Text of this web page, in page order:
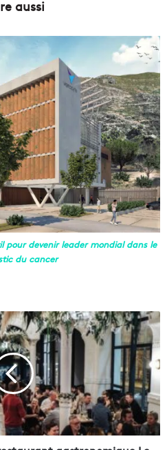
aussi
pour devenir leader mondial dans le
du cancer